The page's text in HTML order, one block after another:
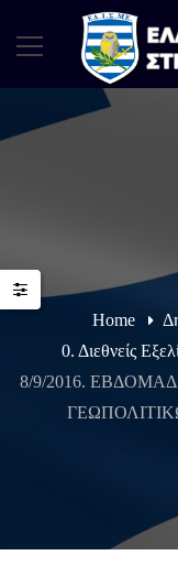
Home
0. Διεθνείς
8/9/2016.